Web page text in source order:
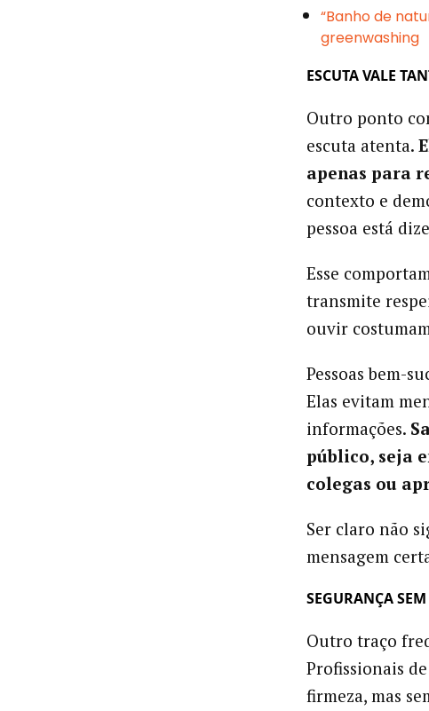
“Banho de
greenwashing
ESCUTA VALE
Outro ponto
escuta atenta.
apenas para
contexto e
pessoa está
Esse
transmite
ouvir
Pessoas bem-
Elas evitam
informações.
público, seja
colegas ou
Ser claro não
mensagem
SEGURANÇA
Outro traço
Profissionais
firmeza, mas